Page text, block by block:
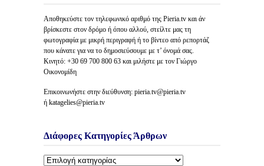
Αποθηκεύστε τον τηλεφωνικό αριθμό της Pieria.tv και άν
βρίσκεστε στον δρόμο ή όπου αλλού, στείλτε μας τη
φωτογραφία με μικρή περιγραφή ή το βίντεο από ρεπορτάζ
που κάνατε για να το δημοσιεύσουμε με τ’ όνομά σας.
Κινητό: +30 69 700 800 63 και μιλήστε με τον Γιώργο
Οικονομίδη
Επικοινωνήστε στην διεύθυνση: pieria.tv@pieria.tv
ή katagelies@pieria.tv
Διάφορες Κατηγορίες Άρθρων
Διάφορες